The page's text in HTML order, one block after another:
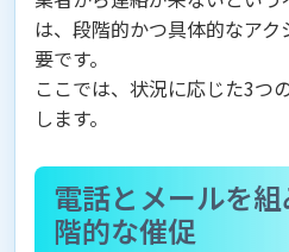
は、段階的かつ具体的なア
要です。
ここでは、状況に応じた3つ
します。
電話とメールを
階的な催促